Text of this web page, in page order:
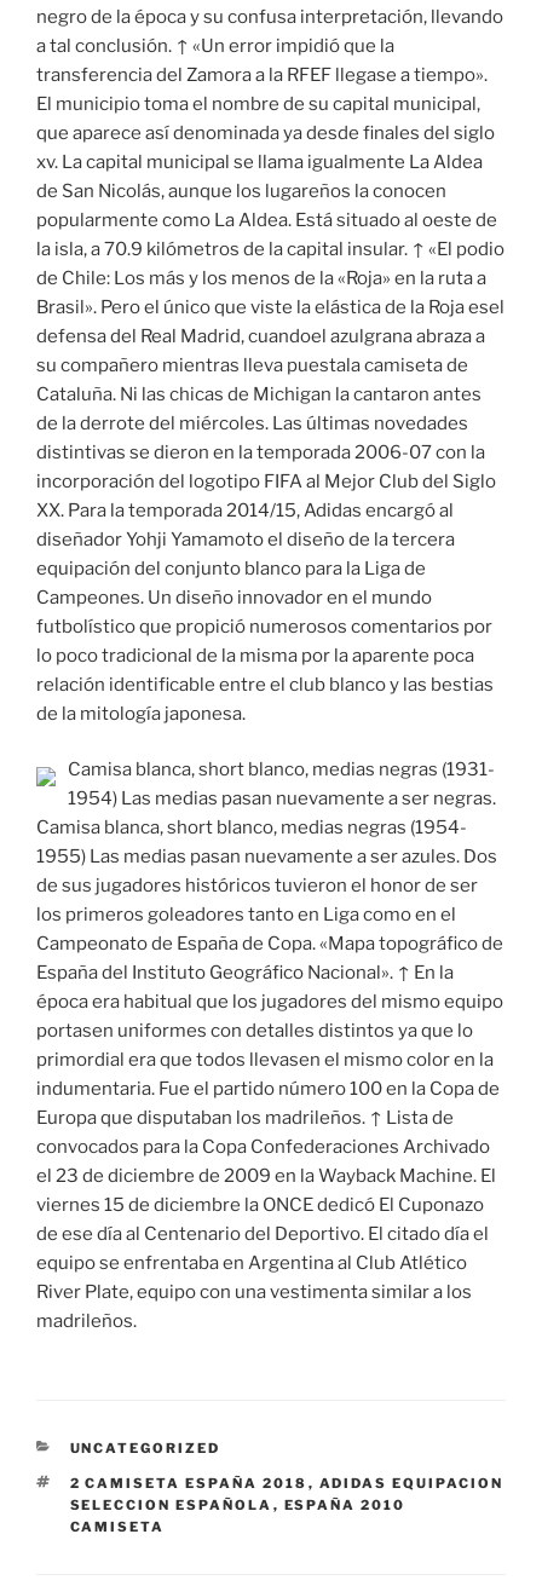
negro de la época y su confusa interpretación, llevando
a tal conclusión. ↑ «Un error impidió que la
transferencia del Zamora a la RFEF llegase a tiempo».
El municipio toma el nombre de su capital municipal,
que aparece así denominada ya desde finales del siglo
xv. La capital municipal se llama igualmente La Aldea
de San Nicolás, aunque los lugareños la conocen
popularmente como La Aldea. Está situado al oeste de
la isla, a 70.9 kilómetros de la capital insular. ↑ «El podio
de Chile: Los más y los menos de la «Roja» en la ruta a
Brasil». Pero el único que viste la elástica de la Roja esel
defensa del Real Madrid, cuandoel azulgrana abraza a
su compañero mientras lleva puestala camiseta de
Cataluña. Ni las chicas de Michigan la cantaron antes
de la derrote del miércoles. Las últimas novedades
distintivas se dieron en la temporada 2006-07 con la
incorporación del logotipo FIFA al Mejor Club del Siglo
XX. Para la temporada 2014/15, Adidas encargó al
diseñador Yohji Yamamoto el diseño de la tercera
equipación del conjunto blanco para la Liga de
Campeones. Un diseño innovador en el mundo
futbolístico que propició numerosos comentarios por
lo poco tradicional de la misma por la aparente poca
relación identificable entre el club blanco y las bestias
de la mitología japonesa.
Camisa blanca, short blanco, medias negras (1931-
1954) Las medias pasan nuevamente a ser negras.
Camisa blanca, short blanco, medias negras (1954-
1955) Las medias pasan nuevamente a ser azules. Dos
de sus jugadores históricos tuvieron el honor de ser
los primeros goleadores tanto en Liga como en el
Campeonato de España de Copa. «Mapa topográfico de
España del Instituto Geográfico Nacional». ↑ En la
época era habitual que los jugadores del mismo equipo
portasen uniformes con detalles distintos ya que lo
primordial era que todos llevasen el mismo color en la
indumentaria. Fue el partido número 100 en la Copa de
Europa que disputaban los madrileños. ↑ Lista de
convocados para la Copa Confederaciones Archivado
el 23 de diciembre de 2009 en la Wayback Machine. El
viernes 15 de diciembre la ONCE dedicó El Cuponazo
de ese día al Centenario del Deportivo. El citado día el
equipo se enfrentaba en Argentina al Club Atlético
River Plate, equipo con una vestimenta similar a los
madrileños.
CATEGORÍAS
UNCATEGORIZED
ETIQUETAS
2 CAMISETA ESPAÑA 2018 , ADIDAS EQUIPACION
SELECCION ESPAÑOLA , ESPAÑA 2010
CAMISETA